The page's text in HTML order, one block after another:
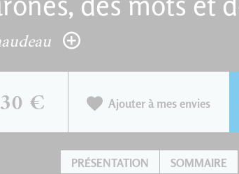
€ Ajouter à mes envies
PRÉSENTATION SOMMAIRE